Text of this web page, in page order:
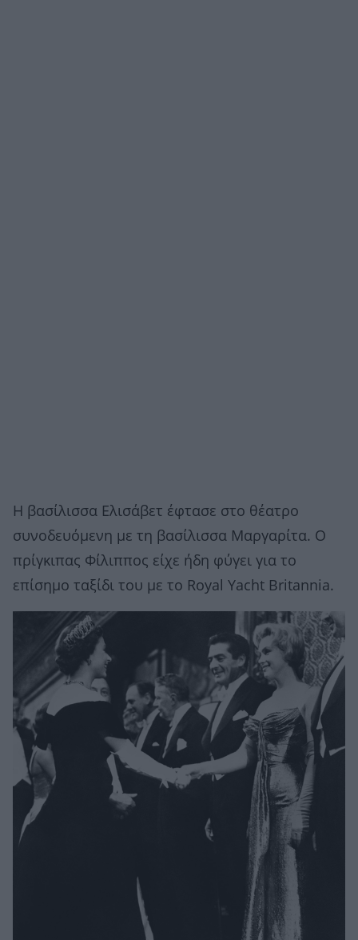
Η βασίλισσα Ελισάβετ έφτασε στο θέατρο
συνοδευόμενη με τη βασίλισσα Μαργαρίτα. Ο
πρίγκιπας Φίλιππος είχε ήδη φύγει για το
επίσημο ταξίδι του με το Royal Yacht Britannia.